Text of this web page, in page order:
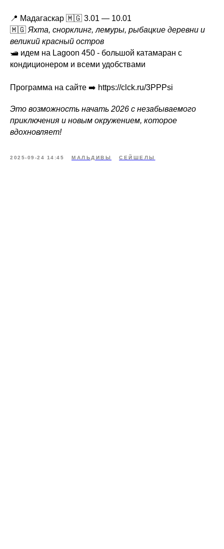
📍 Мадагаскар 🇲🇬 3.01 — 10.01
🇲🇬 Яхта, снорклинг, лемуры, рыбацкие деревни и
великий красный остров
🛥️ идем на Lagoon 450 - большой катамаран с
кондиционером и всеми удобствами
Программа на сайте ➡️ https://clck.ru/3PPPsi
Это возможность начать 2026 с незабываемого
приключения и новым окружением, которое
вдохновляет!
2025-09-24 14:45 МАЛЬДИВЫ СЕЙШЕЛЫ